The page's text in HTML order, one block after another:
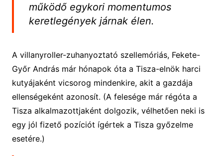
működő egykori momentumos
keretlegények járnak élen.
A villanyroller-zuhanyoztató szellemóriás, Fekete-
Győr András már hónapok óta a Tisza-elnök harci
kutyájaként vicsorog mindenkire, akit a gazdája
ellenségeként azonosít. (A felesége már régóta a
Tisza alkalmazottjaként dolgozik, vélhetően neki is
egy jól fizető pozíciót ígértek a Tisza győzelme
esetére.)